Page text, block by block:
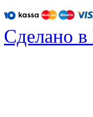
Сделано в